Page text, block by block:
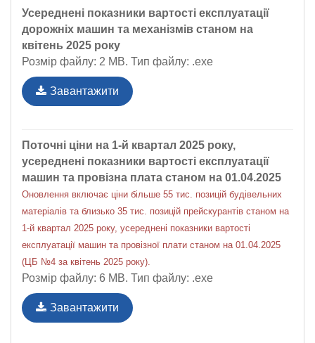
Усереднені показники вартості експлуатації
дорожніх машин та механізмів станом на
квітень 2025 року
Розмір файлу: 2 MB. Тип файлу: .exe
Завантажити
Поточні ціни на 1-й квартал 2025 року,
усереднені показники вартості експлуатації
машин та провізна плата станом на 01.04.2025
Оновлення включає ціни більше 55 тис. позицій будівельних
матеріалів та близько 35 тис. позицій прейскурантів станом на
1-й квартал 2025 року, усереднені показники вартості
експлуатації машин та провізної плати станом на 01.04.2025
(ЦБ №4 за квітень 2025 року).
Розмір файлу: 6 MB. Тип файлу: .exe
Завантажити